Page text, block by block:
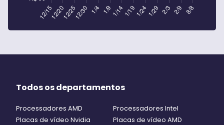
Todos os departamentos
Processadores AMD
Processadores Intel
Placas de vídeo Nvidia
Placas de vídeo AMD